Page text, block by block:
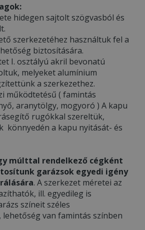
hidegen sajtolt szögvasból és
szerkezetéhez használtuk fel a
biztosítására.
I. osztályú akril bevonatú
melyeket alumínium
a szerkezethez.
működtetésű ( famintás
aranytölgy, mogyoró ) A kapu
rugókkal szereltük,
könnyedén a kapu nyitását- és
múlttal rendelkező cégként
garázsok egyedi igény
. A szerkezet méretei az
ill. egyedileg is
színeit széles
van famintás színben